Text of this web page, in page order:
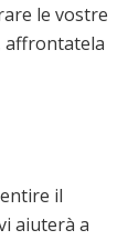
le vostre
affrontatela
il
aiuterà a